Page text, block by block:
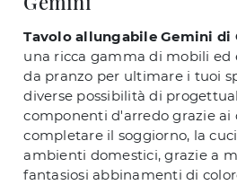
Tavolo allungabile Gemini di
una ricca gamma di mobili ed
da pranzo per ultimare i tuoi
diverse possibilità di
componenti d'arredo grazie ai
completare il soggiorno, la
ambienti domestici, grazie a
fantasiosi abbinamenti di